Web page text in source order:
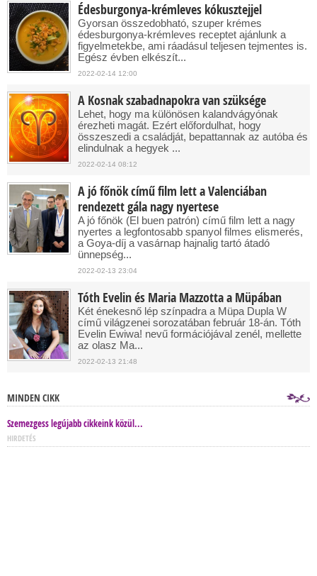
Édesburgonya-krémleves kókusztejjel
Gyorsan összedobható, szuper krémes
édesburgonya-krémleves receptet ajánlunk a
figyelmetekbe, ami ráadásul teljesen tejmentes is.
Egész évben elkészít...
2022-02-14 12:00
A Kosnak szabadnapokra van szüksége
Lehet, hogy ma különösen kalandvágyónak
érezheti magát. Ezért előfordulhat, hogy
összeszedi a családját, bepattannak az autóba és
elindulnak a hegyek ...
2022-02-14 08:12
A jó főnök című film lett a Valenciában
rendezett gála nagy nyertese
A jó főnök (El buen patrón) című film lett a nagy
nyertes a legfontosabb spanyol filmes elismerés,
a Goya-díj a vasárnap hajnalig tartó átadó
ünnepség...
2022-02-13 23:04
Tóth Evelin és Maria Mazzotta a Müpában
Két énekesnő lép színpadra a Müpa Dupla W
című világzenei sorozatában február 18-án. Tóth
Evelin Ewiwa! nevű formációjával zenél, mellette
az olasz Ma...
2022-02-13 21:48
MINDEN CIKK
Szemezgess legújabb cikkeink közül...
HIRDETÉS